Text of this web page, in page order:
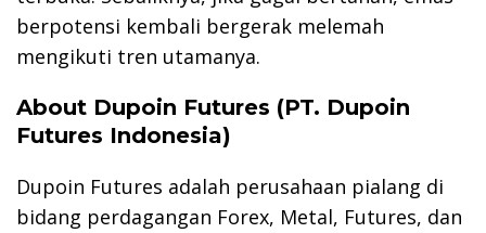
berpotensi kembali bergerak melemah
mengikuti tren utamanya.
About Dupoin Futures (PT. Dupoin
Futures Indonesia)
Dupoin Futures adalah perusahaan pialang di
bidang perdagangan Forex, Metal, Futures, dan